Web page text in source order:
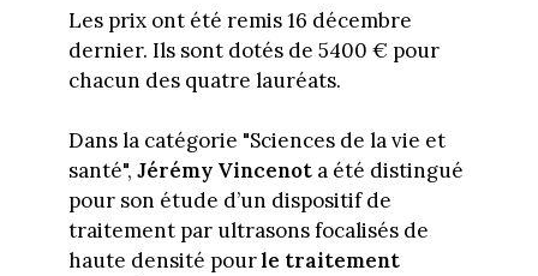
Les prix ont été remis 16 décembre
dernier. Ils sont dotés de 5400 € pour
chacun des quatre lauréats.
Dans la catégorie "Sciences de la vie et
santé", Jérémy Vincenota été distingué
pour son étude d’un dispositif de
traitement par ultrasons focalisés de
haute densité pourle traitement